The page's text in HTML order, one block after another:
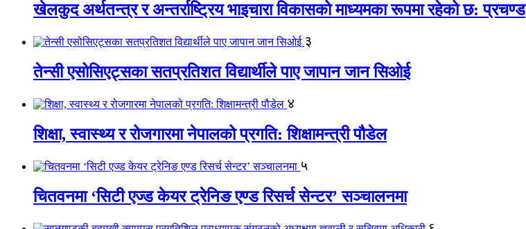
खेलकुद अर्थतन्त्र र अन्तर्राष्ट्रिय भाइचारा विकासको माध्यमका रूपमा रहेको छ: प्रचण्ड
३
तेन्सी एसोसिएट्सका सतप्रतिशत विद्यार्थीले पाए जापान जान सिओई
४
शिक्षा, स्वास्थ्य र रोजगारमा नेपालको प्रगति: शिक्षामन्त्री पौडेल
५
चितवनमा ‘सिटी एज्ड केयर ट्रेनिङ एण्ड रिसर्च सेन्टर’ सञ्चालनमा